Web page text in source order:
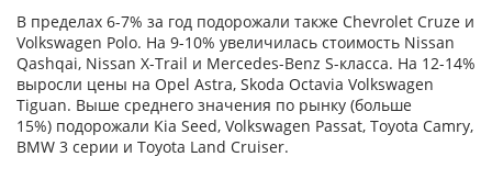
В пределах 6-7% за год подорожали также Chevrolet Cruze и
Volkswagen Polo. На 9-10% увеличилась стоимость Nissan
Qashqai, Nissan X-Trail и Mercedes-Benz S-класса. На 12-14%
выросли цены на Opel Astra, Skoda Octavia Volkswagen
Tiguan. Выше среднего значения по рынку (больше
15%) подорожали Kia Seed, Volkswagen Passat, Toyota Camry,
BMW 3 серии и Toyota Land Cruiser.